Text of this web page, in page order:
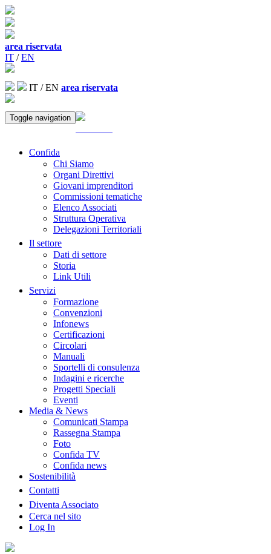
area riservata
IT /EN
IT /EN area riservata
Toggle navigation
Confida
Chi Siamo
Organi Direttivi
Giovani imprenditori
Commissioni tematiche
Elenco Associati
Struttura Operativa
Delegazioni Territoriali
Il settore
Dati di settore
Storia
Link Utili
Servizi
Formazione
Convenzioni
Infonews
Certificazioni
Circolari
Manuali
Sportelli di consulenza
Indagini e ricerche
Progetti Speciali
Eventi
Media & News
Comunicati Stampa
Rassegna Stampa
Foto
Confida TV
Confida news
Sostenibilità
Contatti
Diventa Associato
Cerca nel sito
Log In